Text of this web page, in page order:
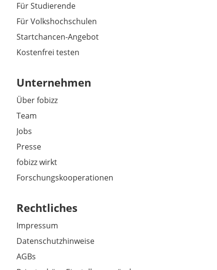
Für Studierende
Für Volkshochschulen
Startchancen-Angebot
Kostenfrei testen
Unternehmen
Über fobizz
Team
Jobs
Presse
fobizz wirkt
Forschungskooperationen
Rechtliches
Impressum
Datenschutzhinweise
AGBs